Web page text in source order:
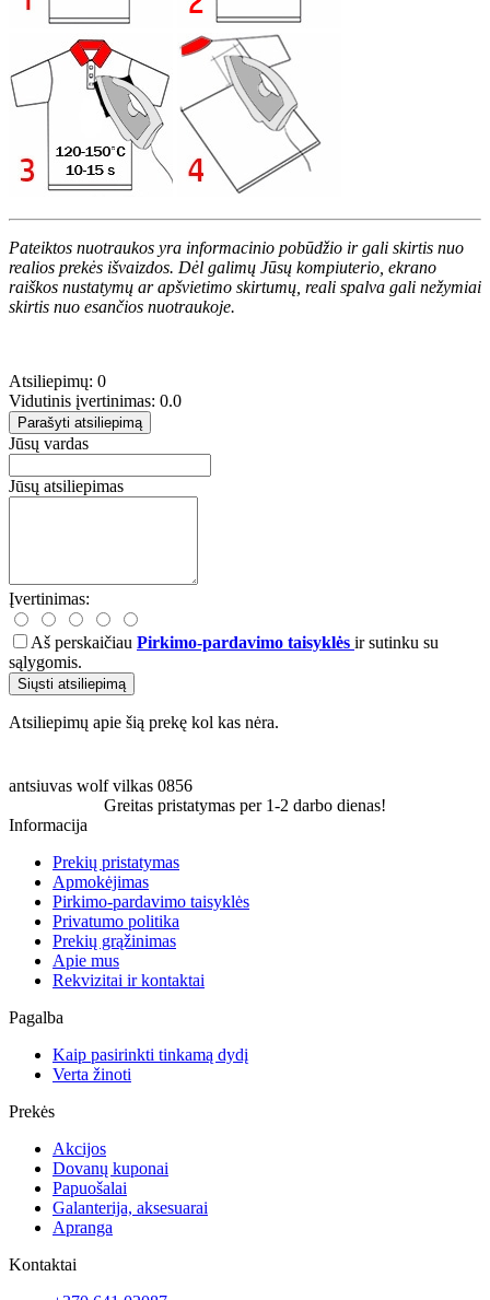
Pateiktos nuotraukos yra informacinio pobūdžio ir gali skirtis nuo
realios prekės išvaizdos. Dėl galimų Jūsų kompiuterio, ekrano
raiškos nustatymų ar apšvietimo skirtumų, reali spalva gali nežymiai
skirtis nuo esančios nuotraukoje.
Atsiliepimų: 0
Vidutinis įvertinimas: 0.0
Parašyti atsiliepimą
Jūsų vardas
Jūsų atsiliepimas
Įvertinimas:
Aš perskaičiau Pirkimo-pardavimo taisyklės ir sutinku su
sąlygomis.
Siųsti atsiliepimą
Atsiliepimų apie šią prekę kol kas nėra.
antsiuvas wolf vilkas 0856
Greitas pristatymas per 1-2 darbo dienas!
Informacija
Prekių pristatymas
Apmokėjimas
Pirkimo-pardavimo taisyklės
Privatumo politika
Prekių grąžinimas
Apie mus
Rekvizitai ir kontaktai
Pagalba
Kaip pasirinkti tinkamą dydį
Verta žinoti
Prekės
Akcijos
Dovanų kuponai
Papuošalai
Galanterija, aksesuarai
Apranga
Kontaktai